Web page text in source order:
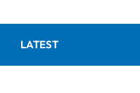
LATEST